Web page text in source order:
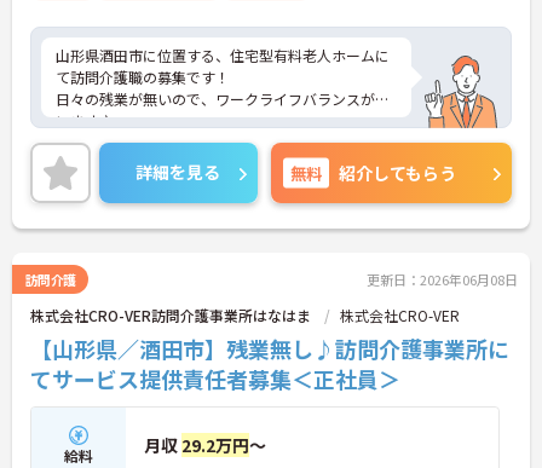
山形県酒田市に位置する、住宅型有料老人ホームに
て訪問介護職の募集です！
日々の残業が無いので、ワークライフバランスが叶
います♪
また、マイカー通勤可能なので通勤らくらくです◎
ご興味のある方には、面接対策ポイントなど、さら
に詳細をお話しいたしますのでお気軽にご相談くだ
さい！
詳細を見る 無料 紹介してもらう
訪問介護 更新日：2026年06月08日
株式会社CRO-VER訪問介護事業所はなはま 株式会社CRO-VER
【山形県／酒田市】残業無し♪訪問介護事業所に
てサービス提供責任者募集＜正社員＞
給料 月収 29.2万円～